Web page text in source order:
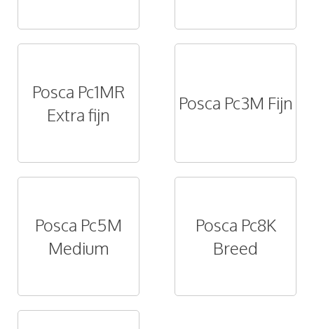
Posca Pc1MR
Extra fijn
Posca Pc3M Fijn
Posca Pc5M
Medium
Posca Pc8K
Breed